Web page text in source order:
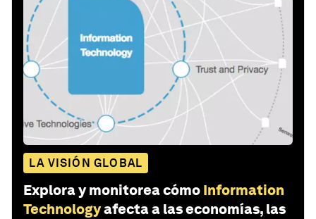
LA VISIÓN GLOBAL
Explora y monitorea cómo Information
Technologyafecta a las economías, las